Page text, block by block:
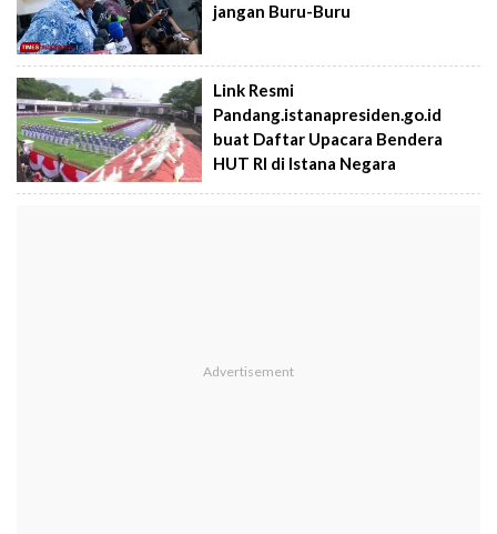
jangan Buru-Buru
Link Resmi
Pandang.istanapresiden.go.id
buat Daftar Upacara Bendera
HUT RI di Istana Negara